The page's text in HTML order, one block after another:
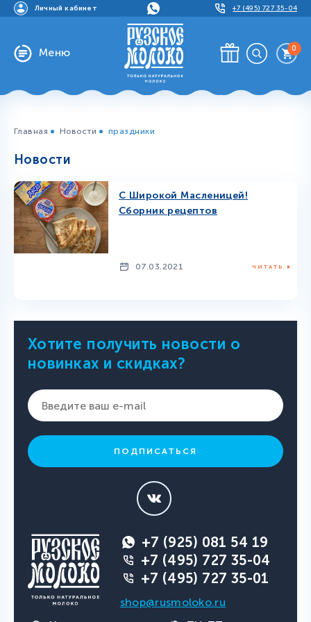
Личный кабинет +7 (495) 727 35-04
Меню 0
Главная Новости праздники
Новости
С Широкой Масленицей!
Сборник рецептов
07.03.2021 ЧИТАТЬ
+7 (925) 081 54 19
+7 (495) 727 35-04
+7 (495) 727 35-01
shop@rusmoloko.ru
Хотите получить новости о
новинках и скидках?
ПОДПИСАТЬСЯ